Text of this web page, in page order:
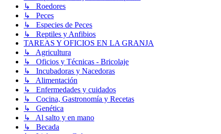
↳ Roedores
↳ Peces
↳ Especies de Peces
↳ Reptiles y Anfibios
TAREAS Y OFICIOS EN LA GRANJA
↳ Agricultura
↳ Oficios y Técnicas - Bricolaje
↳ Incubadoras y Nacedoras
↳ Alimentación
↳ Enfermedades y cuidados
↳ Cocina, Gastronomía y Recetas
↳ Genética
↳ Al salto y en mano
↳ Becada